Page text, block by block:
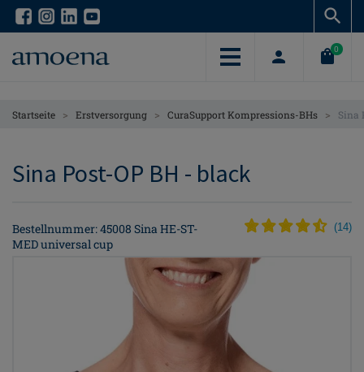
Skip
content
Skip
content
0
Startseite > Erstversorgung > CuraSupport Kompressions-BHs > Sina
Sina Post-OP BH - black
Bestellnummer: 45008 Sina HE-ST-
MED universal cup
(14)